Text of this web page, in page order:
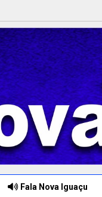
Fala Nova Iguaçu